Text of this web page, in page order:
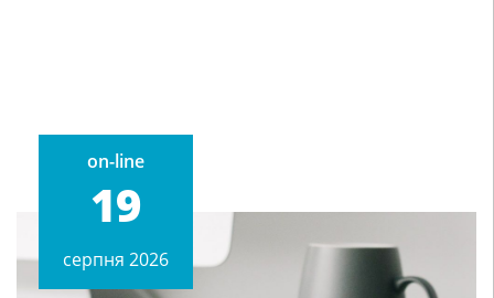
on-line
19
cерпня 2026